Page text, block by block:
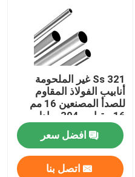
Ss 321 غير الملحومة
أنابيب الفولاذ المقاوم
للصدأ المصنعين 16 مم
16 مقياس 304 مبادل
حراري
افضل سعر
اتصل بنا